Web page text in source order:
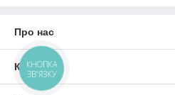
Про нас
Контакти
КНОПКА
ЗВ'ЯЗКУ